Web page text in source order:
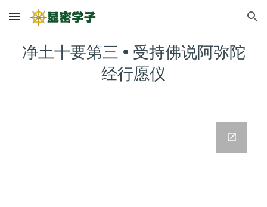
Skip to main content Skip to navigation
净土十要第三 • 受持佛说阿弥陀
经行愿仪